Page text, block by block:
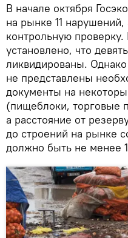
В начале октября
на рынке 11
контрольную
установлено, что
ликвидированы.
не представлены
документы на
(пищеблоки, торговые
а расстояние от
до строений на рынке
должно быть не менее